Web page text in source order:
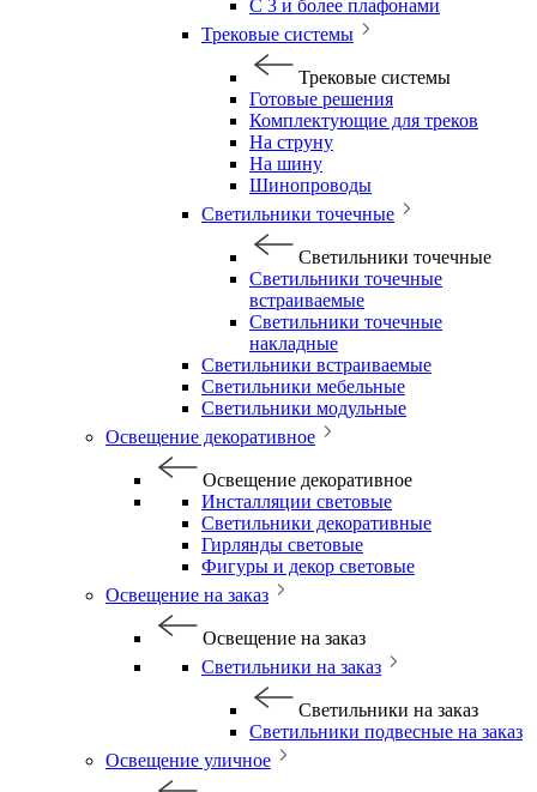
С 3 и более плафонами
Трековые системы
Трековые системы
Готовые решения
Комплектующие для треков
На струну
На шину
Шинопроводы
Светильники точечные
Светильники точечные
Светильники точечные
встраиваемые
Светильники точечные
накладные
Светильники встраиваемые
Светильники мебельные
Светильники модульные
Освещение декоративное
Освещение декоративное
Инсталляции световые
Светильники декоративные
Гирлянды световые
Фигуры и декор световые
Освещение на заказ
Освещение на заказ
Светильники на заказ
Светильники на заказ
Светильники подвесные на заказ
Освещение уличное